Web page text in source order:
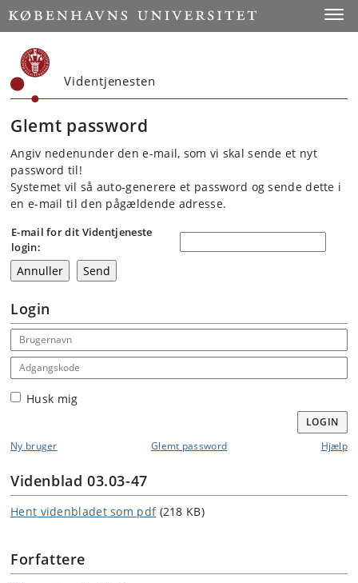
Start
Videntjenesten
Glemt password
Angiv nedenunder den e-mail, som vi skal sende et nyt
password til!
Systemet vil så auto-generere et password og sende dette i
en e-mail til den pågældende adresse.
E-mail for dit Videntjeneste
login:
Login
Email address
Adgangskode
Husk mig
LOGIN
Ny bruger
Glemt password Hjælp
Videnblad 03.03-47
Hent videnbladet som pdf (218 KB)
Forfattere